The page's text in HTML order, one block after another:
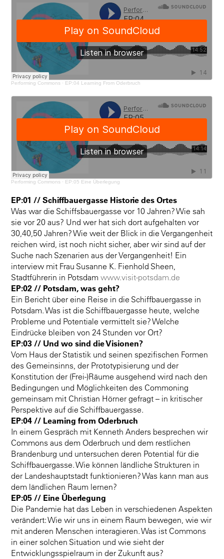
Performing Commons · EP:04 Learning From Oderbruch
Performing Commons · EP:05 Eine Überlegung
EP:01 // Schiffbauergasse Historie des Ortes
Was war die Schiffsbauergasse vor 10 Jahren? Wie sah
sie vor 20 aus? Und wer hat sich dort aufgehalten vor
30,40,50 Jahren? Wie weit der Blick in die Vergangenheit
reichen wird, ist noch nicht sicher, aber wir sind auf der
Suche nach Szenarien aus der Vergangenheit! Ein
interview mit Frau Susanne K. Fienhold Sheen,
Stadtführerin in Potsdamwww.visit-potsdam.de
EP:02 // Potsdam, was geht?
Ein Bericht über eine Reise in die Schiffbauergasse in
Potsdam. Was ist die Schiffbauergasse heute, welche
Probleme und Potentiale vermittelt sie? Welche
Eindrücke bleiben von 24 Stunden vor Ort?
EP:03 // Und wo sind die Visionen?
Vom Haus der Statistik und seinen spezifischen Formen
des Gemeinsinns, der Prototypisierung und der
Konstitution der (Frei-)Räume ausgehend wird nach den
Bedingungen und Möglichkeiten des Commoning
gemeinsam mit Christian Hörner gefragt – in kritischer
Perspektive auf die Schiffbauergasse.
EP:04 // Learning from Oderbruch
In einem Gespräch mit Kenneth Anders besprechen wir
Commons aus dem Oderbruch und dem restlichen
Brandenburg und untersuchen deren Potential für die
Schiffbauergasse. Wie können ländliche Strukturen in
der Landeshauptstadt funktionieren? Was kann man aus
dem ländlichen Raum lernen?
EP:05 // Eine Überlegung
Die Pandemie hat das Leben in verschiedenen Aspekten
verändert: Wie wir uns in einem Raum bewegen, wie wir
mit anderen Menschen interagieren. Was ist Commons
in einer solchen Situation und wie sieht der
Entwicklungsspielraum in der Zukunft aus?